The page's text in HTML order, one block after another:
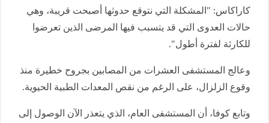
كاراكاس: "المشكلة التي نتوقع حدوثها أصبحت قريبة، وهي
حالات العدوى التي قد يتسبب فيها المرضى الذين تعرضوا
للكارثة لفترة أطول".
وعالج المستشفى العشرات من المصابين بجروح خطيرة منذ
وقوع الزلزال، على الرغم من نقص المعدات الطبية الحيوية.
وتابع كوفا، أن المستشفى العام، الذي يتعذر الآن الوصول إلى